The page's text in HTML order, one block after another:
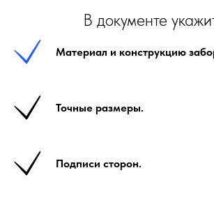
В документе
Материал и конструкцию
Точные размеры.
Подписи сторон.